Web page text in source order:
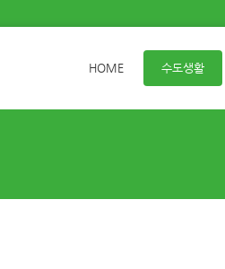
HOME 수도생활